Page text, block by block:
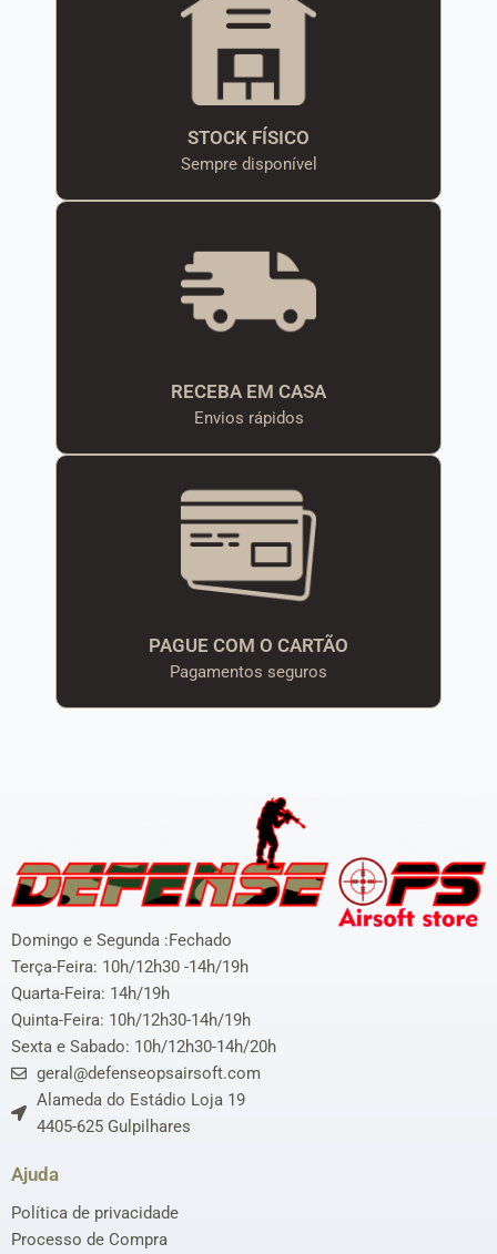
STOCK FÍSICO
Sempre disponível
RECEBA EM CASA
Envios rápidos
PAGUE COM O CARTÃO
Pagamentos seguros
Domingo e Segunda :Fechado
Terça-Feira: 10h/12h30 -14h/19h
Quarta-Feira: 14h/19h
Quinta-Feira: 10h/12h30-14h/19h
Sexta e Sabado: 10h/12h30-14h/20h
geral@defenseopsairsoft.com
Alameda do Estádio Loja 19
4405-625 Gulpilhares
Ajuda
Política de privacidade
Processo de Compra